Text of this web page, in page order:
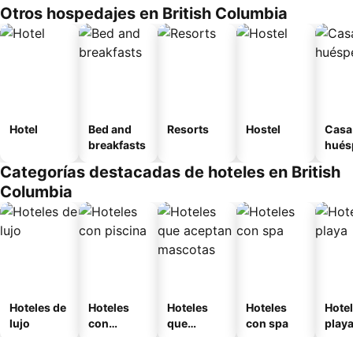
Otros hospedajes en British Columbia
Hotel
Bed and
breakfasts
Resorts Hostel
Categorías destacadas de hoteles en British
Columbia
Hoteles de
lujo
Hoteles
con
Hoteles
que
Hoteles
con spa
playa